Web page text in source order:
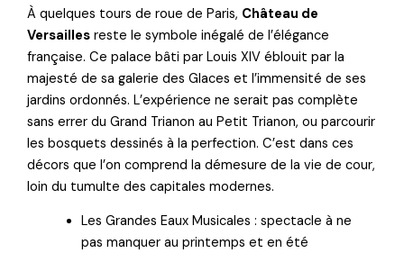
À quelques tours de roue de Paris, Château de
Versailles reste le symbole inégalé de l’élégance
française. Ce palace bâti par Louis XIV éblouit par la
majesté de sa galerie des Glaces et l’immensité de ses
jardins ordonnés. L’expérience ne serait pas complète
sans errer du Grand Trianon au Petit Trianon, ou parcourir
les bosquets dessinés à la perfection. C’est dans ces
décors que l’on comprend la démesure de la vie de cour,
loin du tumulte des capitales modernes.
Les Grandes Eaux Musicales : spectacle à ne
pas manquer au printemps et en été